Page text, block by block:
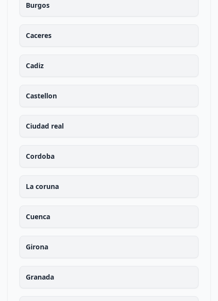
Burgos
Caceres
Cadiz
Castellon
Ciudad real
Cordoba
La coruna
Cuenca
Girona
Granada